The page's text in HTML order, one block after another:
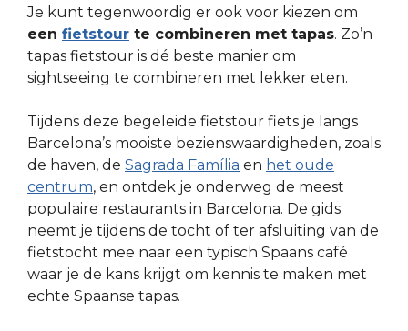
Je kunt tegenwoordig er ook voor kiezen om
een fietstour te combineren met tapas. Zo’n
tapas fietstour is dé beste manier om
sightseeing te combineren met lekker eten.
Tijdens deze begeleide fietstour fiets je langs
Barcelona’s mooiste bezienswaardigheden, zoals
de haven, de Sagrada Família en het oude
centrum, en ontdek je onderweg de meest
populaire restaurants in Barcelona. De gids
neemt je tijdens de tocht of ter afsluiting van de
fietstocht mee naar een typisch Spaans café
waar je de kans krijgt om kennis te maken met
echte Spaanse tapas.